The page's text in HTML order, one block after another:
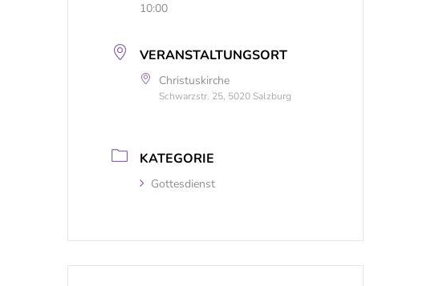
10:00
VERANSTALTUNGSORT
Christuskirche
Schwarzstr. 25, 5020 Salzburg
KATEGORIE
Gottesdienst